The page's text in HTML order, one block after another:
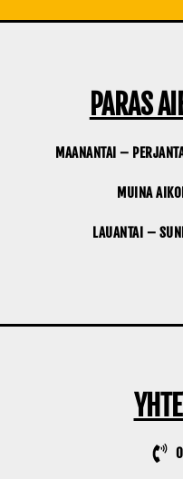
PARAS
MAANANTAI –
MUINA
LAUANTAI –